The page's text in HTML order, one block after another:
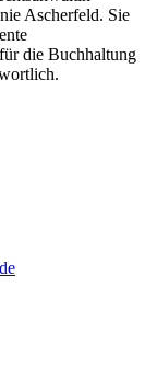
Ascherfeld. Sie
die Buchhaltung